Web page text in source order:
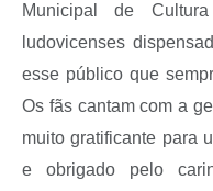
Municipal de
ludovicenses
esse público que
Os fãs cantam com a
muito gratificante para
e obrigado pelo